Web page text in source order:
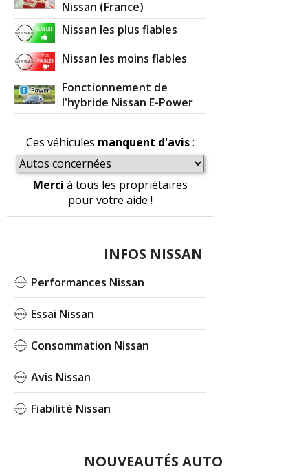
Nissan (France)
Nissan les plus fiables
Nissan les moins fiables
Fonctionnement de
l'hybride Nissan E-Power
Ces véhicules manquent d'avis:
Merci à tous les propriétaires
pour votre aide !
INFOS NISSAN
Performances Nissan
Essai Nissan
Consommation Nissan
Avis Nissan
Fiabilité Nissan
NOUVEAUTÉS AUTO